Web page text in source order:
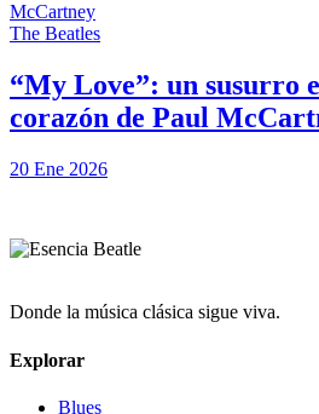
The Beatles
“My Love”: un susurro
corazón de Paul
20 Ene 2026
Donde la música clásica sigue viva.
Explorar
Blues